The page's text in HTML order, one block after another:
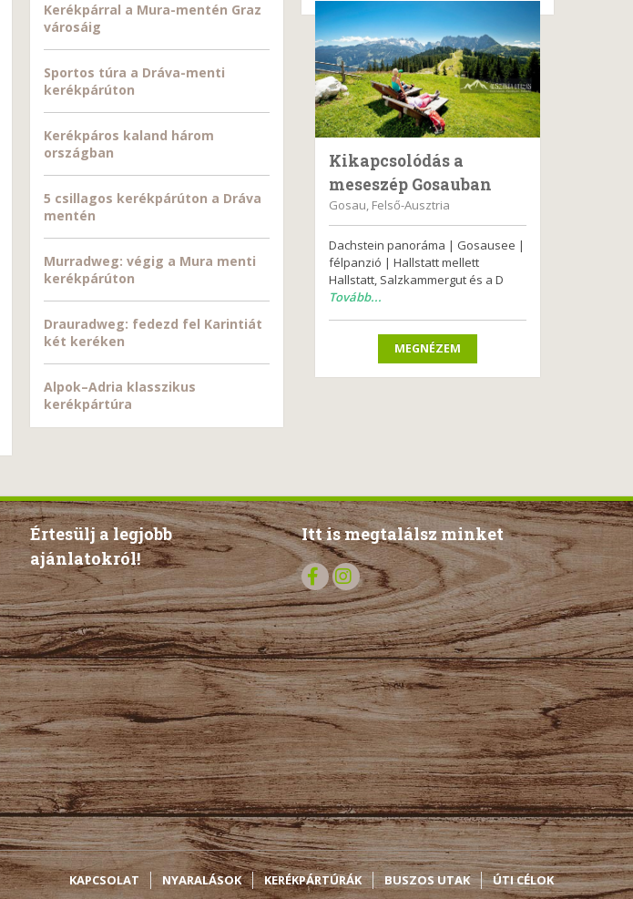
Kerékpárral a Mura-mentén Graz
városáig
Sportos túra a Dráva-menti
kerékpárúton
Kerékpáros kaland három
országban
5 csillagos kerékpárúton a Dráva
mentén
Murradweg: végig a Mura menti
kerékpárúton
Drauradweg: fedezd fel Karintiát
két keréken
Alpok–Adria klasszikus
kerékpártúra
Kikapcsolódás a
meseszép Gosauban
Gosau, Felső-Ausztria
Dachstein panoráma | Gosausee |
félpanzió | Hallstatt mellett
Hallstatt, Salzkammergut és a D
Tovább...
MEGNÉZEM
Értesülj a legjobb
ajánlatokról!
Itt is megtalálsz minket
KAPCSOLAT NYARALÁSOK KERÉKPÁRTÚRÁK BUSZOS UTAK ÚTI CÉLOK